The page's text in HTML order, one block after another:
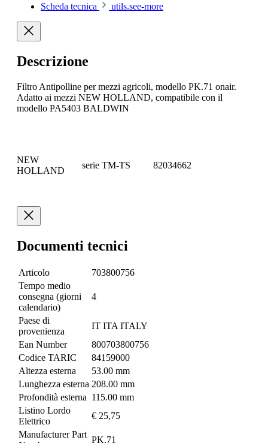
Scheda tecnica
utils.see-more
Descrizione
Filtro Antipolline per mezzi agricoli, modello PK.71 onair.
Adatto ai mezzi NEW HOLLAND, compatibile con il
modello PA5403 BALDWIN
NEW
HOLLAND
serie TM-TS 82034662
Documenti tecnici
Articolo
703800756
Tempo medio
consegna (giorni
calendario)
4
Paese di
provenienza
IT ITA ITALY
Ean Number
800703800756
Codice TARIC
84159000
Altezza esterna
53.00 mm
Lunghezza esterna 208.00 mm
Profondità esterna 115.00 mm
Listino Lordo
Elettrico
€ 25,75
Manufacturer Part
PK.71